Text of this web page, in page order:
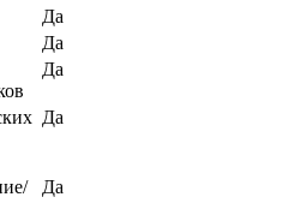
Да
Да
Да
Да
Да